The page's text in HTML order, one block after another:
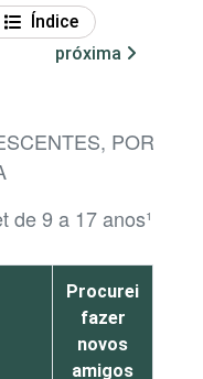
Índice
próxima
POR
de 9 a 17 anos¹
Procurei
fazer
novos
amigos